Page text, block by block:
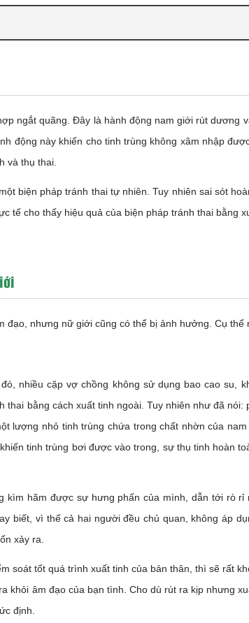
ngắt quãng. Đây là hành động nam giới rút dương
động này khiến cho tinh trùng không xâm nhập
và thụ thai.
biện pháp tránh thai tự nhiên. Tuy nhiên sai sót
tế cho thấy hiệu quả của biện pháp tránh thai bằng
nhưng nữ giới cũng có thể bị ảnh hưởng. Cụ thể
nhiều cặp vợ chồng không sử dụng bao cao su,
bằng cách xuất tinh ngoài. Tuy nhiên như đã nói:
lượng nhỏ tinh trùng chứa trong chất nhờn của
tinh trùng bơi được vào trong, sự thụ tinh hoàn
hãm được sự hưng phấn của mình, dẫn tới rò rỉ
biết, vì thế cả hai người đều chủ quan, không áp
xảy ra.
soát tốt quá trình xuất tinh của bản thân, thì sẽ rất
khỏi âm đạo của bạn tình. Cho dù rút ra kịp nhưng
định.